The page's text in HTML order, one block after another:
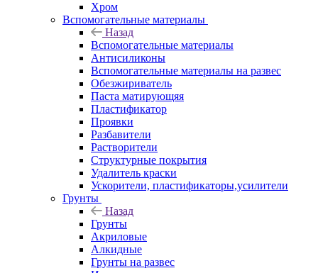
Хром
Вспомогательные материалы
Назад
Вспомогательные материалы
Антисиликоны
Вспомогательные материалы на развес
Обезжириватель
Паста матирующяя
Пластификатор
Проявки
Разбавители
Растворители
Структурные покрытия
Удалитель краски
Ускорители, пластификаторы,усилители
Грунты
Назад
Грунты
Акриловые
Алкидные
Грунты на развес